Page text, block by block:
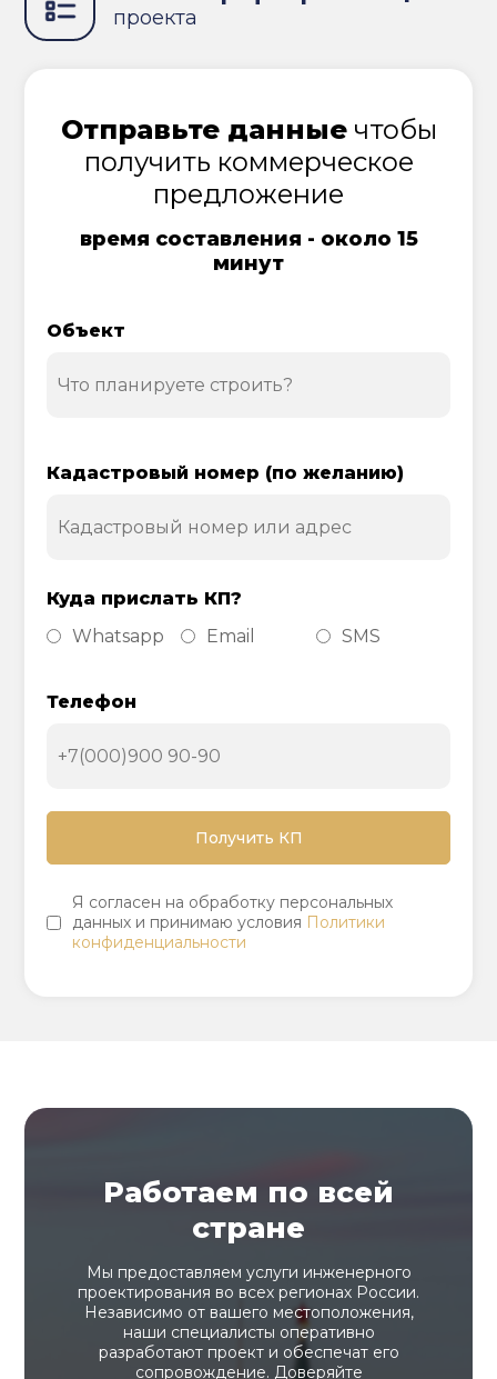
проекта
Отправьте данныечтобы
получить коммерческое
предложение
время составления - около 15
минут
Объект
Кадастровый номер (по желанию)
Куда прислать КП?
Whatsapp
Email SMS
Телефон
Я согласен на обработку персональных
данных и принимаю условия Политики
конфиденциальности
Работаем по всей
стране
Мы предоставляем услуги инженерного
проектирования во всех регионах России.
Независимо от вашего местоположения,
наши специалисты оперативно
разработают проект и обеспечат его
сопровождение. Доверяйте